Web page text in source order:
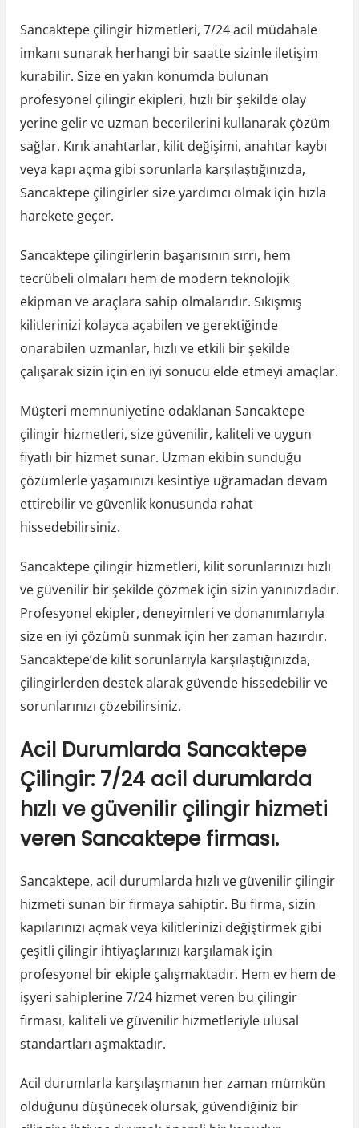
Sancaktepe çilingir hizmetleri, 7/24 acil müdahale
imkanı sunarak herhangi bir saatte sizinle iletişim
kurabilir. Size en yakın konumda bulunan
profesyonel çilingir ekipleri, hızlı bir şekilde olay
yerine gelir ve uzman becerilerini kullanarak çözüm
sağlar. Kırık anahtarlar, kilit değişimi, anahtar kaybı
veya kapı açma gibi sorunlarla karşılaştığınızda,
Sancaktepe çilingirler size yardımcı olmak için hızla
harekete geçer.
Sancaktepe çilingirlerin başarısının sırrı, hem
tecrübeli olmaları hem de modern teknolojik
ekipman ve araçlara sahip olmalarıdır. Sıkışmış
kilitlerinizi kolayca açabilen ve gerektiğinde
onarabilen uzmanlar, hızlı ve etkili bir şekilde
çalışarak sizin için en iyi sonucu elde etmeyi amaçlar.
Müşteri memnuniyetine odaklanan Sancaktepe
çilingir hizmetleri, size güvenilir, kaliteli ve uygun
fiyatlı bir hizmet sunar. Uzman ekibin sunduğu
çözümlerle yaşamınızı kesintiye uğramadan devam
ettirebilir ve güvenlik konusunda rahat
hissedebilirsiniz.
Sancaktepe çilingir hizmetleri, kilit sorunlarınızı hızlı
ve güvenilir bir şekilde çözmek için sizin yanınızdadır.
Profesyonel ekipler, deneyimleri ve donanımlarıyla
size en iyi çözümü sunmak için her zaman hazırdır.
Sancaktepe’de kilit sorunlarıyla karşılaştığınızda,
çilingirlerden destek alarak güvende hissedebilir ve
sorunlarınızı çözebilirsiniz.
Acil Durumlarda Sancaktepe
Çilingir: 7/24 acil durumlarda
hızlı ve güvenilir çilingir hizmeti
veren Sancaktepe firması.
Sancaktepe, acil durumlarda hızlı ve güvenilir çilingir
hizmeti sunan bir firmaya sahiptir. Bu firma, sizin
kapılarınızı açmak veya kilitlerinizi değiştirmek gibi
çeşitli çilingir ihtiyaçlarınızı karşılamak için
profesyonel bir ekiple çalışmaktadır. Hem ev hem de
işyeri sahiplerine 7/24 hizmet veren bu çilingir
firması, kaliteli ve güvenilir hizmetleriyle ulusal
standartları aşmaktadır.
Acil durumlarla karşılaşmanın her zaman mümkün
olduğunu düşünecek olursak, güvendiğiniz bir